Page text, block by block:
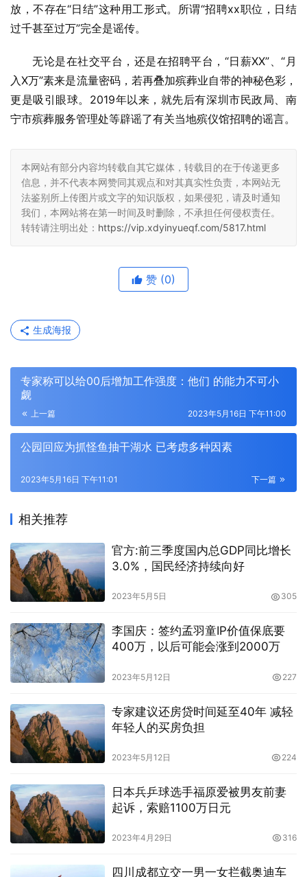
放，不存在“日结”这种用工形式。所谓“招聘xx职位，日结
过千甚至过万”完全是谣传。
无论是在社交平台，还是在招聘平台，“日薪XX”、“月
入X万”素来是流量密码，若再叠加殡葬业自带的神秘色彩，
更是吸引眼球。2019年以来，就先后有深圳市民政局、南
宁市殡葬服务管理处等辟谣了有关当地殡仪馆招聘的谣言。
本网站有部分内容均转载自其它媒体，转载目的在于传递更多
信息，并不代表本网赞同其观点和对其真实性负责，本网站无
法鉴别所上传图片或文字的知识版权，如果侵犯，请及时通知
我们，本网站将在第一时间及时删除，不承担任何侵权责任。
转转请注明出处： https://vip.xdyinyueqf.com/5817.html
赞 (0)
生成海报
专家称可以给00后增加工作强度：他们 的能力不可小
觑
上一篇 2023年5月16日 下午11:00
公园回应为抓怪鱼抽干湖水 已考虑多种因素
下一篇
2023年5月16日 下午11:01
相关推荐
官方:前三季度国内总GDP同比增长
3.0%，国民经济持续向好
2023年5月5日 305
李国庆：签约孟羽童IP价值保底要
400万，以后可能会涨到2000万
2023年5月12日 227
专家建议还房贷时间延至40年 减轻
年轻人的买房负担
2023年5月12日 224
日本兵乒球选手福原爱被男友前妻
起诉，索赔1100万日元
2023年4月29日 316
四川成都立交一男一女拦截奥迪车